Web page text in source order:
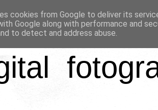
cookies from Google to deliver its
Google along with performance and
to detect and address abuse.